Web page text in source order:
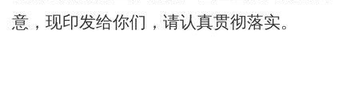
意，现印发给你们，请认真贯彻落实。